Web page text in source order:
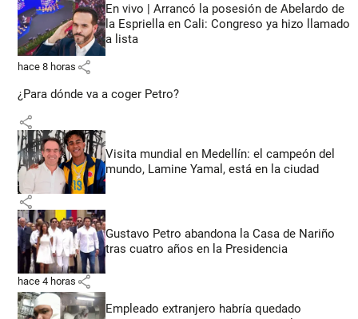
En vivo | Arrancó la posesión de Abelardo de
la Espriella en Cali: Congreso ya hizo llamado
a lista
hace 8 horas share
¿Para dónde va a coger Petro?
share
Visita mundial en Medellín: el campeón del
mundo, Lamine Yamal, está en la ciudad
share
Gustavo Petro abandona la Casa de Nariño
tras cuatro años en la Presidencia
hace 4 horas share
Empleado extranjero habría quedado